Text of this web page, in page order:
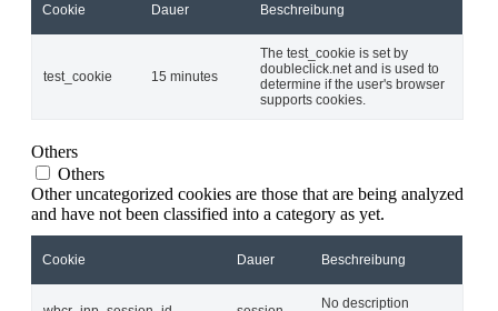
Cookie Dauer Beschreibung
test_cookie 15 minutes
The test_cookie is set by
doubleclick.net and is used to
determine if the user's browser
supports cookies.
Others
Others
Other uncategorized cookies are those that are being analyzed
and have not been classified into a category as yet.
Cookie Dauer Beschreibung
No description